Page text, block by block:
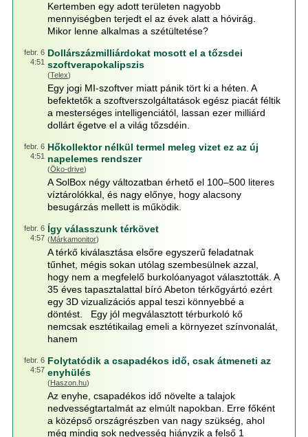
Kertemben egy adott területen nagyobb
mennyiségben terjedt el az évek alatt a hóvirág.
Mikor lenne alkalmas a szétültetése?
febr. 6
4:51
Dollárszázmilliárdokat mosott el a tőzsdei
szoftverapokalipszis
(Telex)
Egy jogi MI-szoftver miatt pánik tört ki a héten. A
befektetők a szoftverszolgáltatások egész piacát féltik
a mesterséges intelligenciától, lassan ezer milliárd
dollárt égetve el a világ tőzsdéin.
febr. 6
4:51
Hőkollektor nélkül termel meleg vizet ez az új
napelemes rendszer
(Öko-drive)
A SolBox négy változatban érhető el 100–500 literes
víztárolókkal, és nagy előnye, hogy alacsony
besugárzás mellett is működik.
febr. 6
4:57
Így válasszunk térkövet
(Márkamonitor)
A térkő kiválasztása elsőre egyszerű feladatnak
tűnhet, mégis sokan utólag szembesülnek azzal,
hogy nem a megfelelő burkolóanyagot választották. A
35 éves tapasztalattal bíró Abeton térkőgyártó ezért
egy 3D vizualizációs appal teszi könnyebbé a
döntést. Egy jól megválasztott térburkoló kő
nemcsak esztétikailag emeli a környezet színvonalát,
hanem
febr. 6
4:57
Folytatódik a csapadékos idő, csak átmeneti az
enyhülés
(Haszon.hu)
Az enyhe, csapadékos idő növelte a talajok
nedvességtartalmát az elmúlt napokban. Erre főként
a középső országrészben van nagy szükség, ahol
még mindig sok nedvesség hiányzik a felső 1